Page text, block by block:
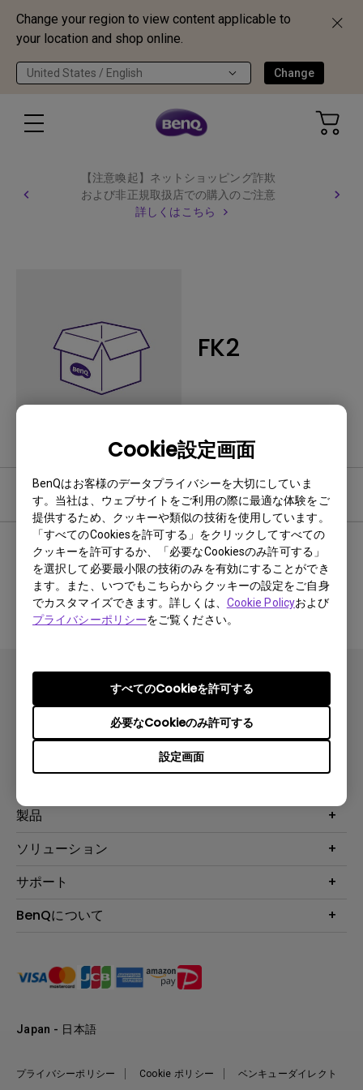
Change your region to view content applicable to
your location and shop online.
United States / English Change
Cookie設定画面
BenQはお客様のデータプライバシーを大切にしていま
す。当社は、ウェブサイトをご利用の際に最適な体験をご
提供するため、クッキーや類似の技術を使用しています。
「すべてのCookiesを許可する」をクリックしてすべての
クッキーを許可するか、「必要なCookiesのみ許可する」
を選択して必要最小限の技術のみを有効にすることができ
ます。また、いつでもこちらからクッキーの設定をご自身
でカスタマイズできます。詳しくは、 Cookie Policyおよび
プライバシーポリシーをご覧ください。
設定画面
必要なCookieのみ許可する
すべてのCookieを許可する
【注意喚起】ネットショッピング詐欺
および非正規取扱店での購入のご注意
詳しくはこちら
FK2
ユーザーマニュアル
関連マニュアルなし
製品
プロジェクター
照明
Webカメラ
ソリューション
ビジネス向け
知識ページ
AQCOLOR
e-Sports
サポート
サポート
製品保守サービス終了のご案内
BenQについて
リーダーシップ
ニュース
プライバシーポリシー Cookie ポリシー
ベンキューダイレクト
Japan - 日本語